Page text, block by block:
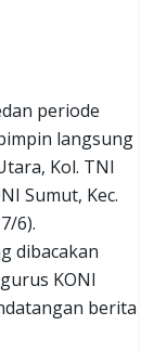
periode
langsung
Kol. TNI
Sumut, Kec.
6).
dibacakan
KONI
berita